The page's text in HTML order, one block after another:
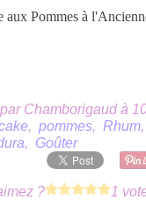
Chamborigaud à
, pommes, Rhum,
, Goûter
?
1